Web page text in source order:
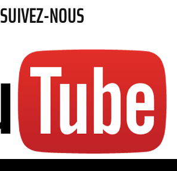
SUIVEZ-NOUS